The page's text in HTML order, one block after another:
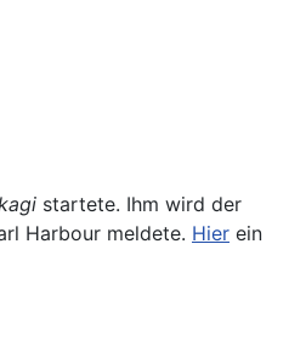
startete. Ihm wird der
Harbour meldete. Hier ein